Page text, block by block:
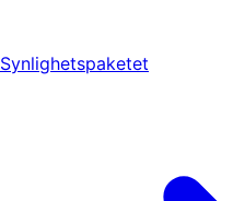
Synlighetspaketet